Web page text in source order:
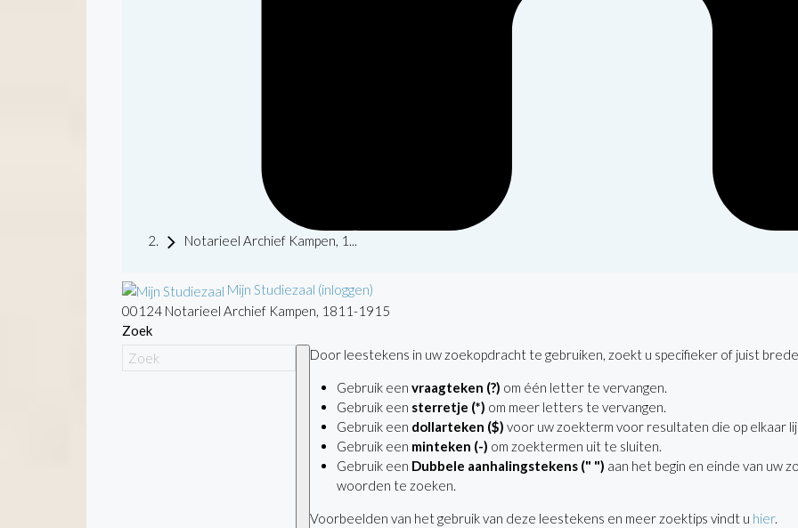
Notarieel Archief Kampen, 1...
Mijn Studiezaal (inloggen)
00124 Notarieel Archief Kampen, 1811-1915
Zoek
Door leestekens in uw zoekopdracht te gebruiken, zoekt u specifieker of juist
Gebruik een vraagteken (?) om één letter te vervangen.
Gebruik een sterretje (*) om meer letters te vervangen.
Gebruik een dollarteken ($) voor uw zoekterm voor resultaten die op elkaar
Gebruik een minteken (-) om zoektermen uit te sluiten.
Gebruik een Dubbele aanhalingstekens (" ") aan het begin en einde van uw
woorden te zoeken.
Voorbeelden van het gebruik van deze leestekens en meer zoektips vindt u hier.